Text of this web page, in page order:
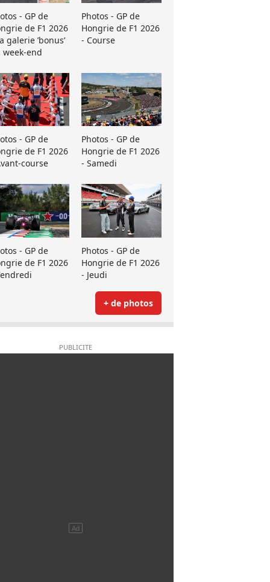
- GP de
de F1 2026
galerie ’bonus’
week-end
Photos - GP de
Hongrie de F1 2026
- Course
- GP de
de F1 2026
course
Photos - GP de
Hongrie de F1 2026
- Samedi
- GP de
de F1 2026
Photos - GP de
Hongrie de F1 2026
- Jeudi
+ de photos